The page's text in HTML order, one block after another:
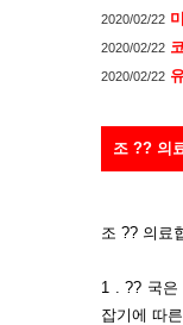
2020/02/22
2020/02/22
2020/02/22
조 ?? 의
조 ?? 의료
1 . ?? 국은
잡기에 따